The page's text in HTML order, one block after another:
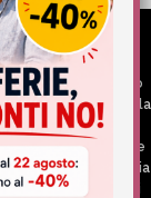
scopo
né l’obiettivo di
operatori sanitari o
contattati per la
corretto
alimentare. Se
farmaci in terapia
assumere qualsiasi